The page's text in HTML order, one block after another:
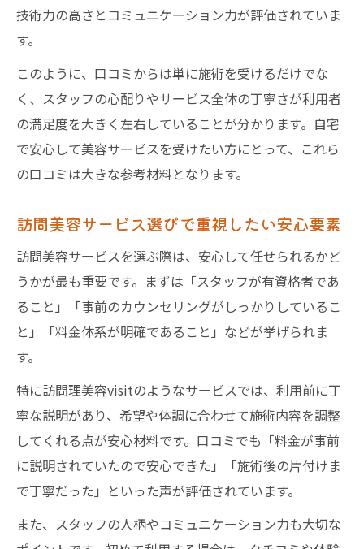
技術力の高さとコミュニケーション力が評価されていま
す。
このように、口コミからは単に施術を受けるだけでな
く、スタッフの心配りやサービス全体の丁寧さが利用者
の満足度を大きく左右していることが分かります。自宅
で安心して美容サービスを受けたい方にとって、これら
の口コミは大きな参考材料となります。
訪問美容サービス選びで重視したい安心要素
訪問美容サービスを選ぶ際は、安心して任せられるかど
うかが最も重要です。まずは「スタッフが有資格者であ
ること」「事前のカウンセリングがしっかりしているこ
と」「料金体系が明確であること」などが挙げられま
す。
特に訪問理美容visitのようなサービスでは、利用前に丁
寧な説明があり、希望や体調に合わせて施術内容を調整
してくれる点が安心材料です。口コミでも「料金が事前
に説明されていたので安心できた」「施術後の片付けま
で丁寧だった」といった声が評価されています。
また、スタッフの人柄やコミュニケーション力も大切な